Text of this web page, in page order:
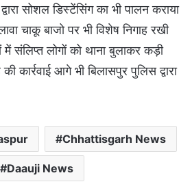
सोशल डिस्टेंसिंग का भी पालन कराया
चाकू बाजो पर भी विशेष निगाह रखी
में संलिप्त लोगों को थाना बुलाकर कड़ी
कार्रवाई आगे भी बिलासपुर पुलिस द्वारा
Chhattisgarh News
Daauji News